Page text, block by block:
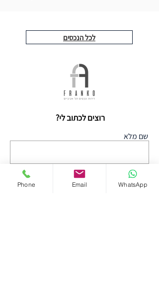
לכל הנכסים
רוצים לכתוב לי?
שם מלא
Email
Phone Email WhatsApp